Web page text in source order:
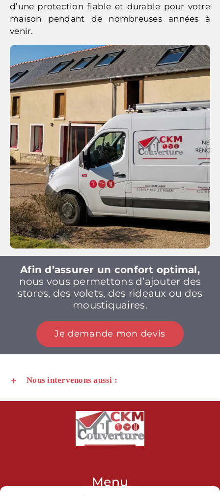
d’une protection fiable et durable pour votre
maison pendant de nombreuses années à
venir.
Afin d’assurer un confort optimal,
nous vous permettons d’ajouter des
stores, des volets, des rideaux ou des
moustiquaires.
Je demande mon devis
Nous intervenons aussi :
Menu